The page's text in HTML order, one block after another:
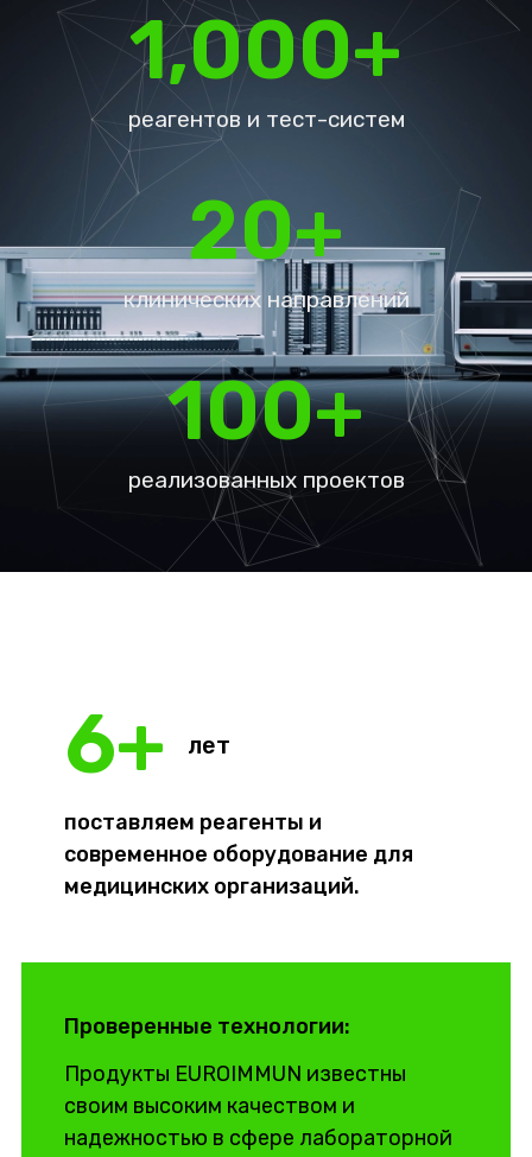
реагентов и тест-систем
1,000+
клинических направлений
20+
реализованных проектов
100+
6+ лет
поставляем реагенты и
современное оборудование для
медицинских организаций.
Проверенные технологии:
Продукты EUROIMMUN известны
своим высоким качеством и
надежностью в сфере лабораторной